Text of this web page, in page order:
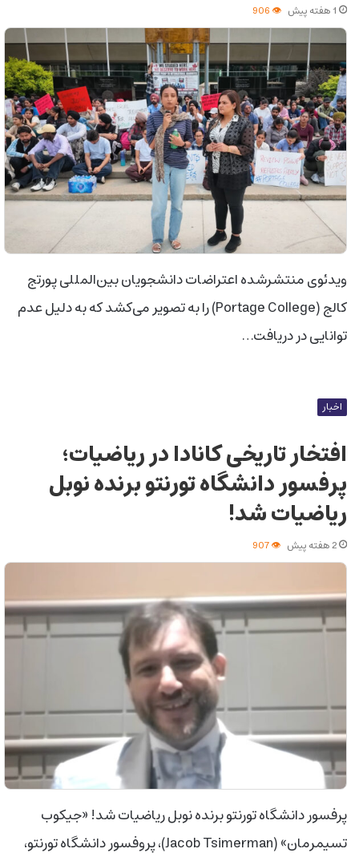
1 هفته پیش
ویدئوی منتشرشده اعتراضات دانشجویان بین‌المللی پورتج
کالج (Portage College) را به تصویر می‌کشد که به دلیل عدم
توانایی در دریافت…
اخبار
افتخار تاریخی کانادا در ریاضیات؛
پرفسور دانشگاه تورنتو برنده نوبل
ریاضیات شد!
2 هفته پیش
پرفسور دانشگاه تورنتو برنده نوبل ریاضیات شد! «جیکوب
تسیمرمان» (Jacob Tsimerman)، پروفسور دانشگاه تورنتو،